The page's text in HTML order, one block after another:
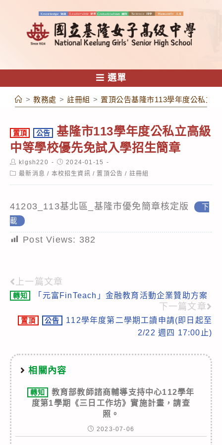
容
選單
> 教務處 > 註冊組 > 置頂公告基隆市113學年度公私立
置頂 公告
基隆市113學年度公私立高級
中等學校優先免試入學招生簡章
Post
author:
klgsh220
Post
published:
2024-01-15
Post最新消息 / 本校招生資訊 / 置頂公告 / 註冊組
41203_113基北區_基隆市優免簡章核定版
下
載
Post Views: 382
Read
more
articles
上一篇文章
轉知 「元富FinTeach」金融教育活動企業贊助方案
下一篇文章
置頂 公告
112學年度第二學期工讀申請(即日起至
2/22 週四 17:00止)
相關內容
轉知
教育部教師諮商輔導支持中心112學年
度第1學期《三日工作坊》實施計畫，請查
照。
2023-07-06